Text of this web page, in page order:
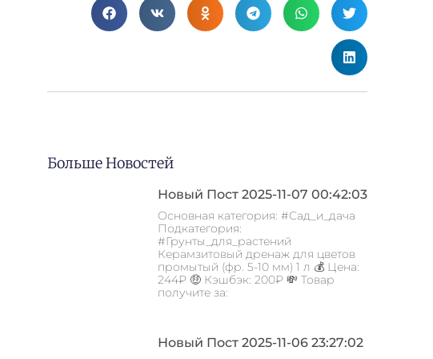
Больше Новостей
Новый Пост 2025-11-07 00:42:03
Основная категория: #Сад_и_дача
Подкатегория:
#Грунты_для_растений
Керамзитовый дренаж для цветов
промытый (фр. 5-10 мм) 1 л 💰 Цена:
244₽ 🤑 Кэшбэк: 200₽ 💸 Товар
получите за:
Новый Пост 2025-11-06 23:27:02